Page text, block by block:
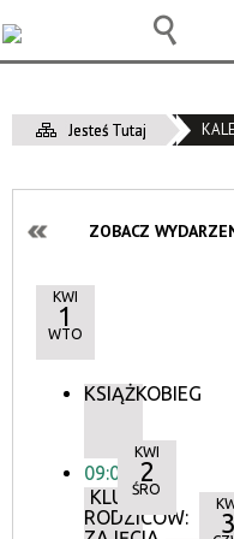
Jesteś Tutaj
ZOBACZ
KWI
1
WTO
KSIĄŻKOBIEG
09:00
KLUB
RODZICÓW:
KWI
2
ŚRO
3